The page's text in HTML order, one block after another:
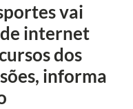
vai
internet
dos
informa